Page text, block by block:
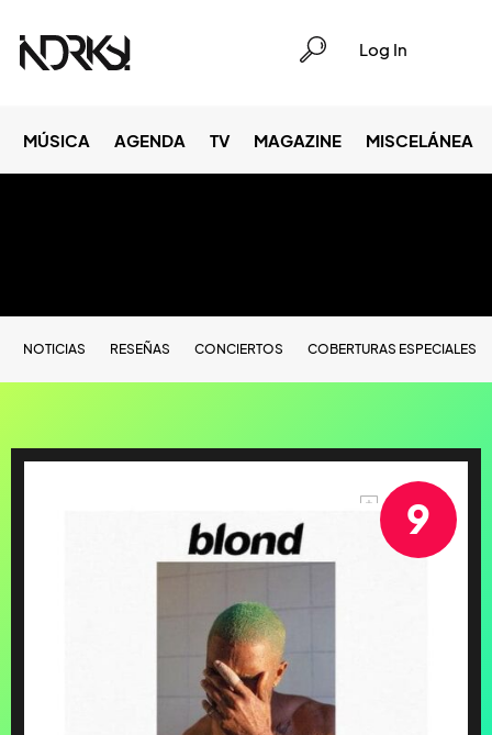
Log In
MÚSICA AGENDA TV MAGAZINE MISCELÁNEA
NOTICIAS RESEÑAS CONCIERTOS COBERTURAS ESPECIALES
9